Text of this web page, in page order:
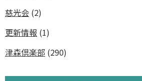
慈光会 (2)
更新情報 (1)
津森倶楽部 (290)